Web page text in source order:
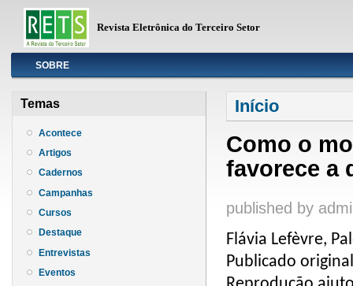
Revista Eletrônica do Terceiro Setor
InfoSOBRE
Temas
Acontece
Artigos
Cadernos
Campanhas
Cursos
Destaque
Entrevistas
Eventos
Você está aqui
Início
Como o
favorece a
published by
Flávia Lefèvre,
Publicado